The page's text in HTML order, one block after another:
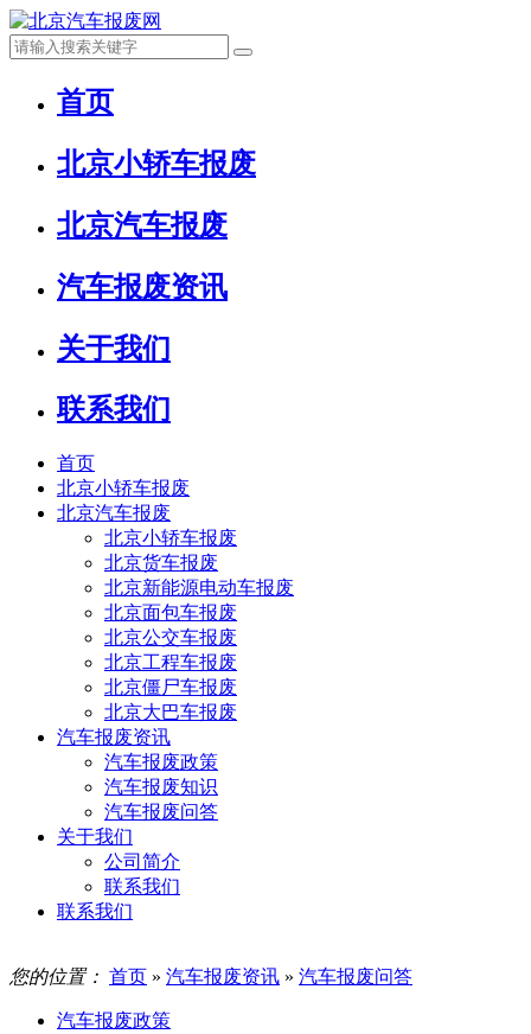
首页
北京小轿车报废
北京汽车报废
汽车报废资讯
关于我们
联系我们
首页
北京小轿车报废
北京汽车报废
北京小轿车报废
北京货车报废
北京新能源电动车报废
北京面包车报废
北京公交车报废
北京工程车报废
北京僵尸车报废
北京大巴车报废
汽车报废资讯
汽车报废政策
汽车报废知识
汽车报废问答
关于我们
公司简介
联系我们
联系我们
您的位置： 首页 » 汽车报废资讯 » 汽车报废问答
汽车报废政策